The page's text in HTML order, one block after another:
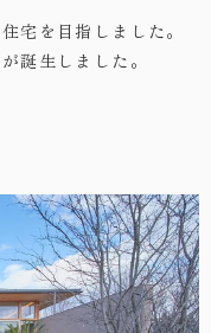
宅を目指しました。
誕生しました。